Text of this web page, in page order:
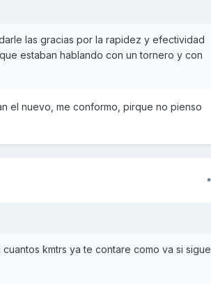
las gracias por la rapidez y efectividad
estaban hablando con un tornero y con
el nuevo, me conformo, pirque no pienso
kmtrs ya te contare como va si sigue